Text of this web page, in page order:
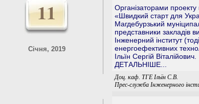
11
Січня, 2019
Організаторами проекту
«Швидкий старт для
Магдебурзький
представники закладів
Інженерний інститут
енергоефективних
Ільїн Сергій Віталійович.
ДЕТАЛЬНІШЕ...
Доц. каф. ТГЕ Ільїн С.В.
Прес-служба Інженерного